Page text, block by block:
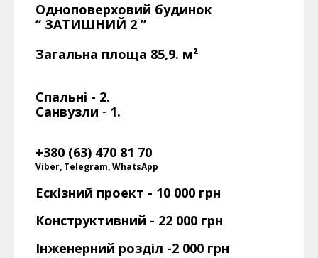
Одноповерховий будинок
“ ЗАТИШНИЙ 2 ”
Загальна площа 85,9. м²
Спальні - 2.
Санвузли - 1.
+380 (63) 470 81 70
Viber, Telegram, WhatsApp
Ескізний проект - 10 000 грн
Конструктивний - 22 000 грн
Інженерний розділ -2 000 грн